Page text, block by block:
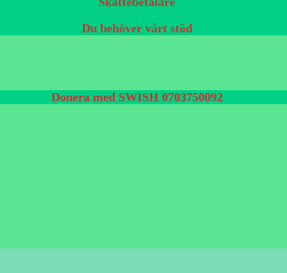
Du behöver vårt stöd
Donera med SWISH 0703750092